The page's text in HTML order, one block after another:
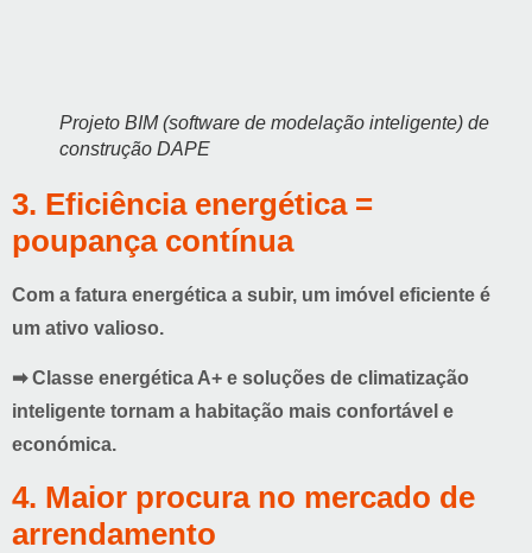
Projeto BIM (software de modelação inteligente) de
construção DAPE
3. Eficiência energética =
poupança contínua
Com a fatura energética a subir, um imóvel eficiente é
um ativo valioso.
➡ Classe energética A+ e soluções de climatização
inteligente tornam a habitação mais confortável e
económica.
4. Maior procura no mercado de
arrendamento